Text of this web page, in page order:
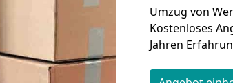
Umzug von
Kostenloses
Jahren